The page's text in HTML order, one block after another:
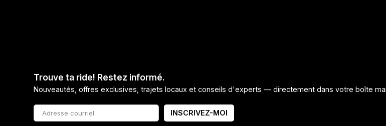
Trouve ta ride! Restez informé.
Nouveautés, offres exclusives, trajets locaux et conseils d'experts — directement dans votre boîte
INSCRIVEZ-MOI